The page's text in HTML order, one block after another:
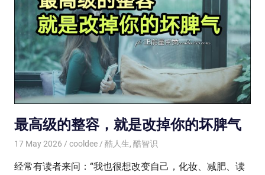
最高级的整容，就是改掉你的坏脾气
17 May 2026 cooldee 酷人生, 酷智识
经常有读者来问：“我也很想改变自己，化妆、减肥、读